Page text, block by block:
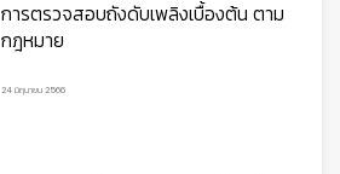
การตรวจสอบถังดับเพลิงเบื้องต้น ตาม
กฎหมาย
24 มิถุนายน 2566